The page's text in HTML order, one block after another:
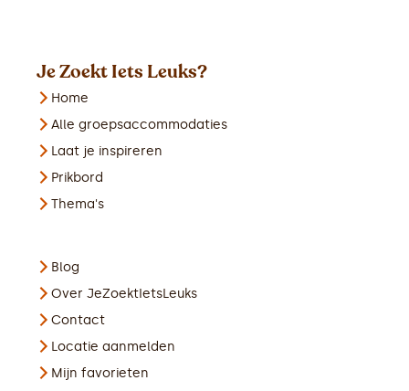
Je Zoekt Iets Leuks?
Home
Alle groepsaccommodaties
Laat je inspireren
Prikbord
Thema's
Blog
Over JeZoektIetsLeuks
Contact
Locatie aanmelden
Mijn favorieten